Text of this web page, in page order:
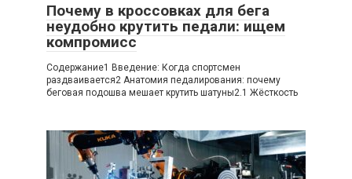
Почему в кроссовках для бега
неудобно крутить педали: ищем
компромисс
Содержание1 Введение: Когда спортсмен
раздваивается2 Анатомия педалирования: почему
беговая подошва мешает крутить шатуны2.1 Жёсткость